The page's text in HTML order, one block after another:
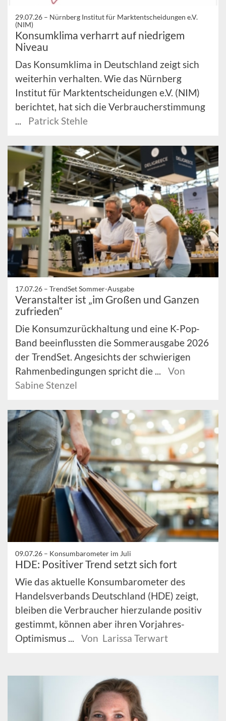
29.07.26 – Nürnberg Institut für Marktentscheidungen e.V.
(NIM)
Konsumklima verharrt auf niedrigem
Niveau
Das Konsumklima in Deutschland zeigt sich
weiterhin verhalten. Wie das Nürnberg
Institut für Marktentscheidungen e.V. (NIM)
berichtet, hat sich die Verbraucherstimmung
...
Patrick Stehle
17.07.26 – TrendSet Sommer-Ausgabe
Veranstalter ist „im Großen und Ganzen
zufrieden“
Die Konsumzurückhaltung und eine K-Pop-
Band beeinflussten die Sommerausgabe 2026
der TrendSet. Angesichts der schwierigen
Rahmenbedingungen spricht die ...
Von
Sabine Stenzel
09.07.26 – Konsumbarometer im Juli
HDE: Positiver Trend setzt sich fort
Wie das aktuelle Konsumbarometer des
Handelsverbands Deutschland (HDE) zeigt,
bleiben die Verbraucher hierzulande positiv
gestimmt, können aber ihren Vorjahres-
Optimismus ...
Von Larissa Terwart